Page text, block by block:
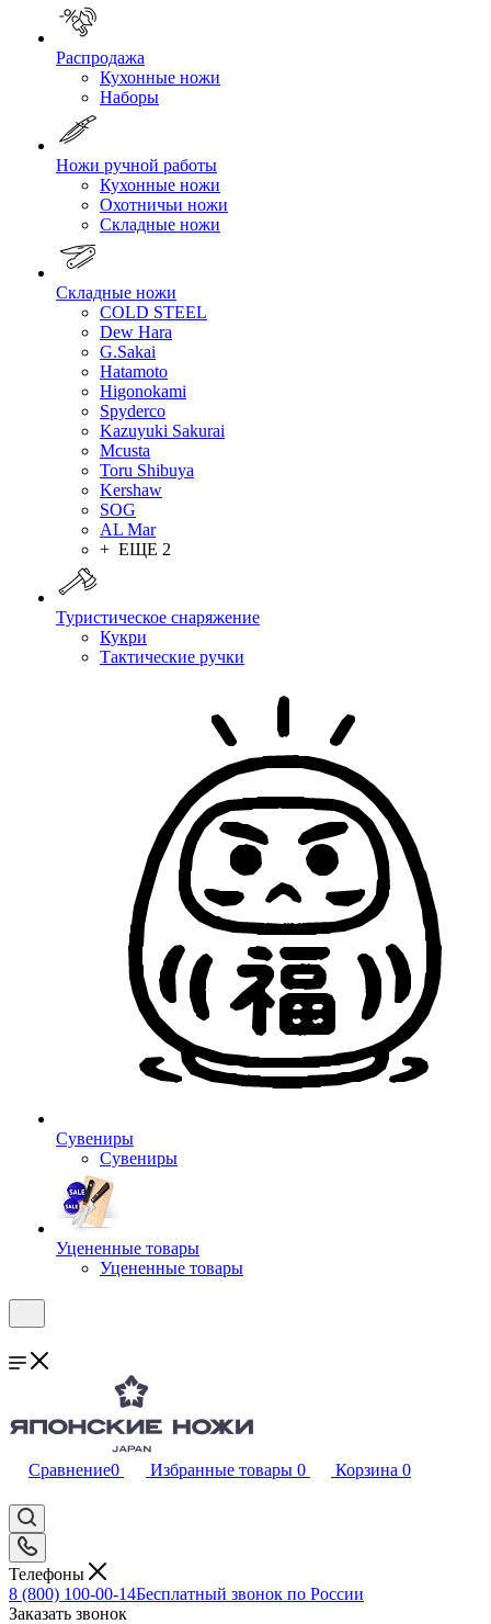
Распродажа
Кухонные ножи
Наборы
Ножи ручной работы
Кухонные ножи
Охотничьи ножи
Складные ножи
Складные ножи
COLD STEEL
Dew Hara
G.Sakai
Hatamoto
Higonokami
Spyderco
Kazuyuki Sakurai
Mcusta
Toru Shibuya
Kershaw
SOG
AL Mar
+ ЕЩЕ 2
Туристическое снаряжение
Кукри
Тактические ручки
Сувениры
Сувениры
Уцененные товары
Уцененные товары
Сравнение0 Избранные товары 0 Корзина 0
Телефоны
8 (800) 100-00-14Бесплатный звонок по России
Заказать звонок